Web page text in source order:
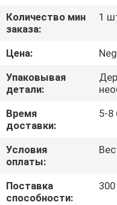
КОНТРОЛЬ
КАЧЕСТВА
КОНТАКТНЫЕ
ДАННЫЕ
НОВОСТИ
ВСЕ
СЛУЧАИ
Количество мин
заказа:
1
Цена:
Упаковывая
детали:
Время
доставки:
5-8
Условия
оплаты:
Поставка
способности: